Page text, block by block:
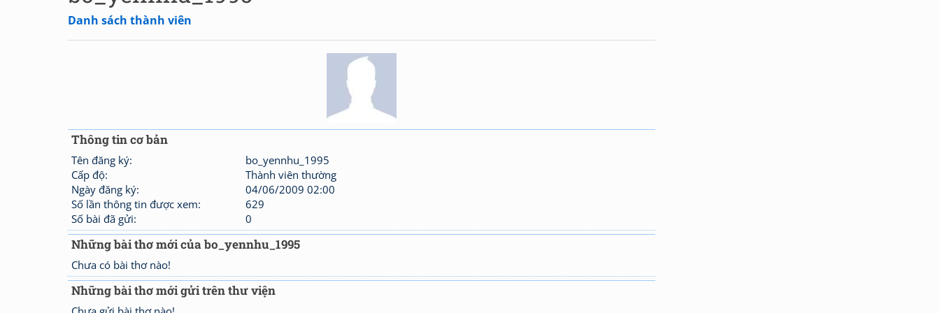
Danh sách thành viên
Thông tin cơ bản
Tên đăng ký:
bo_yennhu_1995
Cấp độ:
Thành viên thường
Ngày đăng ký:
04/06/2009 02:00
Số lần thông tin được xem:
629
Số bài đã gửi:
0
Những bài thơ mới của bo_yennhu_1995
Chưa có bài thơ nào!
Những bài thơ mới gửi trên thư viện